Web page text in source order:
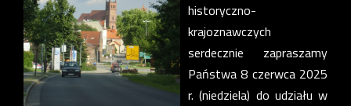
historyczno-
krajoznawczych
serdecznie zapraszamy
Państwa 8 czerwca 2025
r. (niedziela) do udziału w